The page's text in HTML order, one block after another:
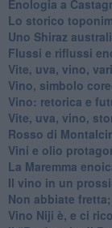
Enologia a
Lo storico
Uno Shiraz
​Flussi e riflussi
Vite, uva, vino,
Vino, simbolo
​Vino: retorica e
​Vite, uva, vino,
​Rosso di
Vini e olio
​La Maremma
Il vino in un
​Non abbiate
​Vino Niji è, e ci